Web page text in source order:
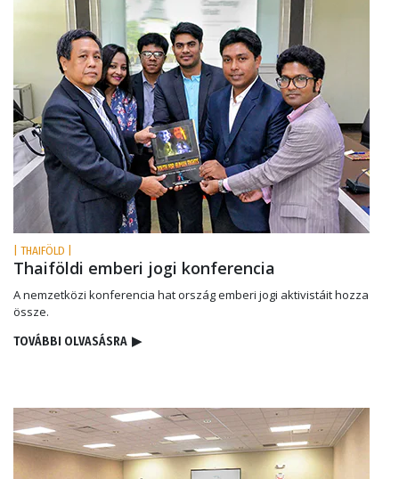
| THAIFÖLD |
Thaiföldi emberi jogi konferencia
A nemzetközi konferencia hat ország emberi jogi aktivistáit hozza
össze.
TOVÁBBI OLVASÁSRA ▶